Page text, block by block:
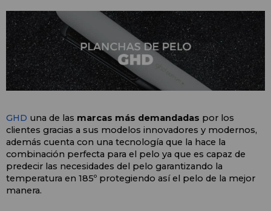
GHD una de las marcas más demandadas por los
clientes gracias a sus modelos innovadores y modernos,
además cuenta con una tecnología que la hace la
combinación perfecta para el pelo ya que es capaz de
predecir las necesidades del pelo garantizando la
temperatura en 185º protegiendo así el pelo de la mejor
manera.